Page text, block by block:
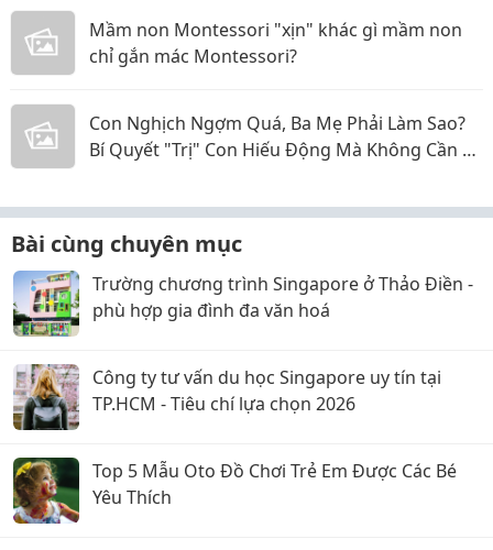
Mầm non Montessori "xịn" khác gì mầm non
chỉ gắn mác Montessori?
Con Nghịch Ngợm Quá, Ba Mẹ Phải Làm Sao?
Bí Quyết "Trị" Con Hiếu Động Mà Không Cần La
Bài cùng chuyên mục
Trường chương trình Singapore ở Thảo Điền -
phù hợp gia đình đa văn hoá
Công ty tư vấn du học Singapore uy tín tại
TP.HCM - Tiêu chí lựa chọn 2026
Top 5 Mẫu Oto Đồ Chơi Trẻ Em Được Các Bé
Yêu Thích